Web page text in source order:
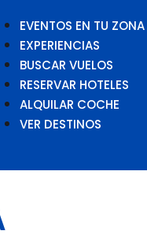
EVENTOS EN TU ZONA
EXPERIENCIAS
BUSCAR VUELOS
RESERVAR HOTELES
ALQUILAR COCHE
VER DESTINOS